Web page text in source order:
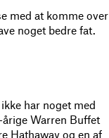
med at komme over
noget bedre fat.
har noget med
Warren Buffet
Hathaway og en af